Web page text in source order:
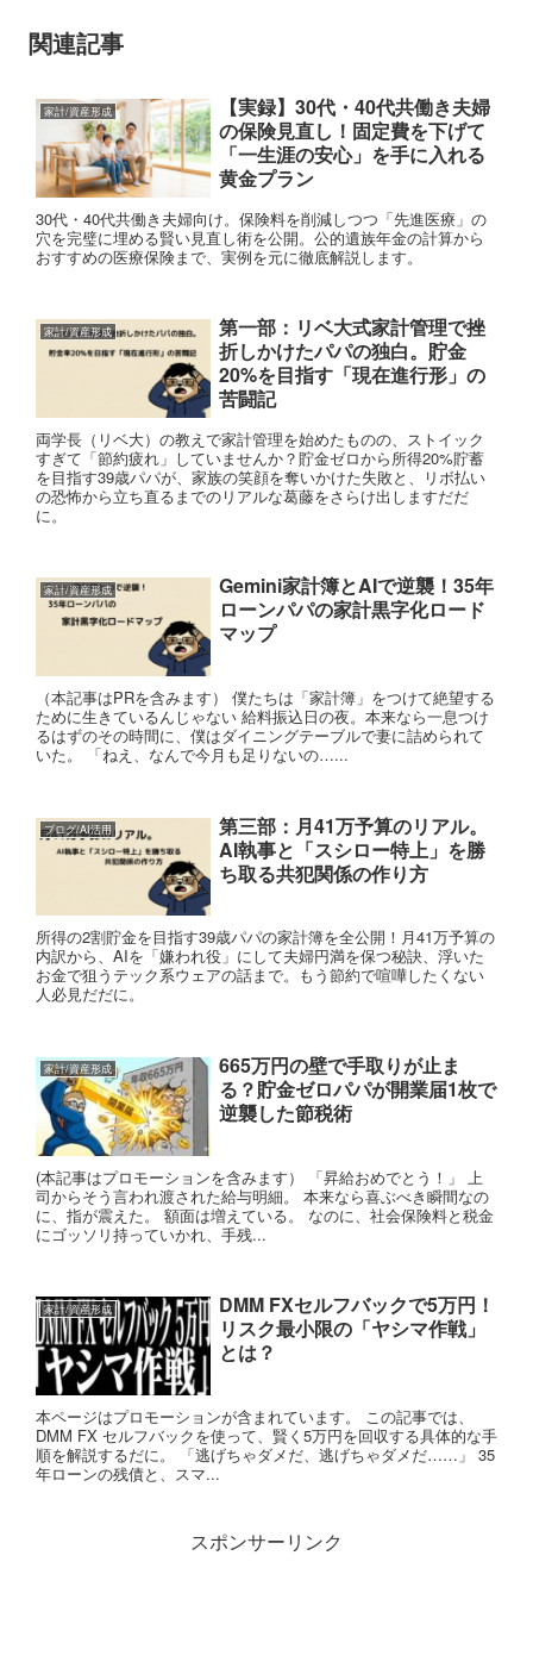
関連記事
家計/資産形成
【実録】30代・40代共働き夫婦
の保険見直し！固定費を下げて
「一生涯の安心」を手に入れる
黄金プラン
30代・40代共働き夫婦向け。保険料を削減しつつ「先進医療」の
穴を完璧に埋める賢い見直し術を公開。公的遺族年金の計算から
おすすめの医療保険まで、実例を元に徹底解説します。
家計/資産形成
第一部：リベ大式家計管理で挫
折しかけたパパの独白。貯金
20%を目指す「現在進行形」の
苦闘記
両学長（リベ大）の教えで家計管理を始めたものの、ストイック
すぎて「節約疲れ」していませんか？貯金ゼロから所得20%貯蓄
を目指す39歳パパが、家族の笑顔を奪いかけた失敗と、リボ払い
の恐怖から立ち直るまでのリアルな葛藤をさらけ出しますだだ
に。
家計/資産形成
Gemini家計簿とAIで逆襲！35年
ローンパパの家計黒字化ロード
マップ
（本記事はPRを含みます） 僕たちは「家計簿」をつけて絶望する
ために生きているんじゃない 給料振込日の夜。本来なら一息つけ
るはずのその時間に、僕はダイニングテーブルで妻に詰められて
いた。 「ねえ、なんで今月も足りないの…...
ブログ/AI活用
第三部：月41万予算のリアル。
AI執事と「スシロー特上」を勝
ち取る共犯関係の作り方
所得の2割貯金を目指す39歳パパの家計簿を全公開！月41万予算の
内訳から、AIを「嫌われ役」にして夫婦円満を保つ秘訣、浮いた
お金で狙うテック系ウェアの話まで。もう節約で喧嘩したくない
人必見だだに。
家計/資産形成
665万円の壁で手取りが止ま
る？貯金ゼロパパが開業届1枚で
逆襲した節税術
(本記事はプロモーションを含みます） 「昇給おめでとう！」 上
司からそう言われ渡された給与明細。 本来なら喜ぶべき瞬間なの
に、指が震えた。 額面は増えている。 なのに、社会保険料と税金
にゴッソリ持っていかれ、手残...
家計/資産形成
DMM FXセルフバックで5万円！
リスク最小限の「ヤシマ作戦」
とは？
本ページはプロモーションが含まれています。 この記事では、
DMM FX セルフバックを使って、賢く5万円を回収する具体的な手
順を解説するだに。 「逃げちゃダメだ、逃げちゃダメだ……」 35
年ローンの残債と、スマ...
スポンサーリンク